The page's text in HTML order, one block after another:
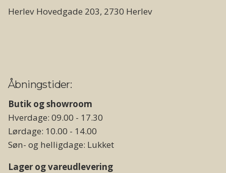
Herlev Hovedgade 203, 2730 Herlev
Åbningstider:
Butik og showroom
Hverdage: 09.00 - 17.30
Lørdage: 10.00 - 14.00
Søn- og helligdage: Lukket
Lager og vareudlevering